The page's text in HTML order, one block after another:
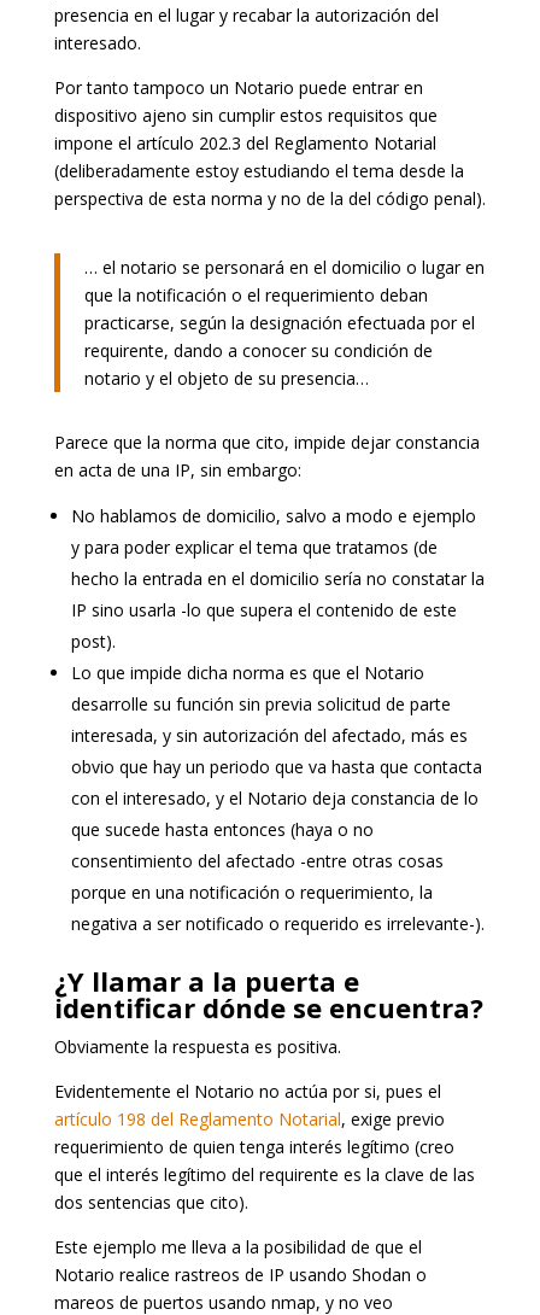
presencia en el lugar y recabar la autorización del
interesado.
Por tanto tampoco un Notario puede entrar en
dispositivo ajeno sin cumplir estos requisitos que
impone el artículo 202.3 del Reglamento Notarial
(deliberadamente estoy estudiando el tema desde la
perspectiva de esta norma y no de la del código penal).
… el notario se personará en el domicilio o lugar en
que la notificación o el requerimiento deban
practicarse, según la designación efectuada por el
requirente, dando a conocer su condición de
notario y el objeto de su presencia…
Parece que la norma que cito, impide dejar constancia
en acta de una IP, sin embargo:
No hablamos de domicilio, salvo a modo e ejemplo
y para poder explicar el tema que tratamos (de
hecho la entrada en el domicilio sería no constatar la
IP sino usarla -lo que supera el contenido de este
post).
Lo que impide dicha norma es que el Notario
desarrolle su función sin previa solicitud de parte
interesada, y sin autorización del afectado, más es
obvio que hay un periodo que va hasta que contacta
con el interesado, y el Notario deja constancia de lo
que sucede hasta entonces (haya o no
consentimiento del afectado -entre otras cosas
porque en una notificación o requerimiento, la
negativa a ser notificado o requerido es irrelevante-).
¿Y llamar a la puerta e
identificar dónde se encuentra?
Obviamente la respuesta es positiva.
Evidentemente el Notario no actúa por si, pues el
artículo 198 del Reglamento Notarial, exige previo
requerimiento de quien tenga interés legítimo (creo
que el interés legítimo del requirente es la clave de las
dos sentencias que cito).
Este ejemplo me lleva a la posibilidad de que el
Notario realice rastreos de IP usando Shodan o
mareos de puertos usando nmap, y no veo